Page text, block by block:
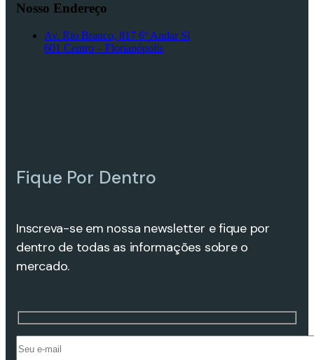
Nosso Endereço
Av. Rio Branco, 817 6º Andar Sl
601 Centro – Florianópolis
Fique Por Dentro
Inscreva-se em nossa newsletter e fique por
dentro de todas as informações sobre o
mercado.